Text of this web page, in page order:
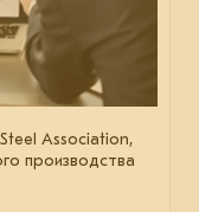
Association,
производства